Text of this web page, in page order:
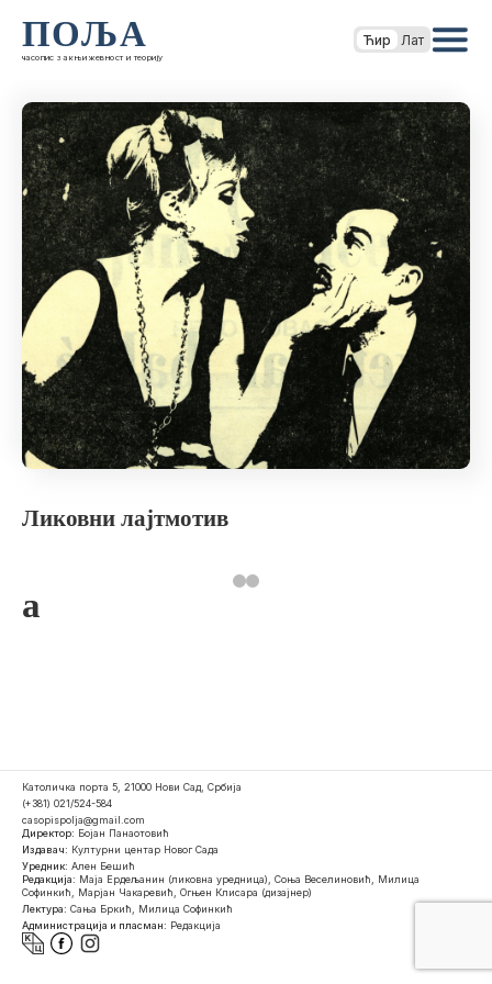
ПОЉА
часопис за књижевност и теорију
Ћир Лат
Ликовни лајтмотив
a
Католичка порта 5, 21000 Нови Сад, Србија
(+381) 021/524-584
casopispolja@gmail.com
Директор: Бојан Панаотовић
Издавач: Културни центар Новог Сада
Уредник: Ален Бешић
Редакција: Маја Ердељанин (ликовна уредница), Соња Веселиновић, Милица
Софинкић, Марјан Чакаревић, Огњен Клисара (дизајнер)
Лектура: Сања Бркић, Милица Софинкић
Администрација и пласман: Редакција